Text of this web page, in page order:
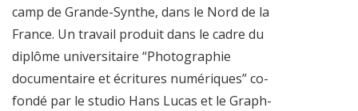
camp de Grande-Synthe, dans le Nord de la
France. Un travail produit dans le cadre du
diplôme universitaire “Photographie
documentaire et écritures numériques” co-
fondé par le studio Hans Lucas et le Graph-